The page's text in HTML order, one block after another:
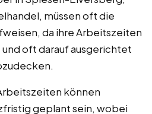
müssen oft die
da ihre Arbeitszeiten
oft darauf ausgerichtet
können
geplant sein, wobei